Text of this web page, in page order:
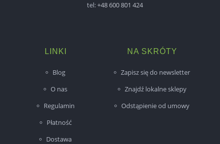
tel:+48 600 801 424
LINKI
Blog
O nas
Regulamin
Płatność
Dostawa
NA SKRÓTY
Zapisz się do newsletter
Znajdź lokalne sklepy
Odstąpienie od umowy